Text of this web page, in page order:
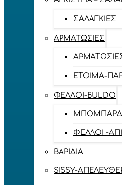
ΣΑΛΑΓΚΙΈΣ
ΑΡΜΑΤΩΣΙΈΣ
ΈΤΟΙΜΑ-
ΦΕΛΛΟΊ-BULDO
ΦΕΛΛΟΊ -
ΒΑΡΊΔΙΑ
SISSY-